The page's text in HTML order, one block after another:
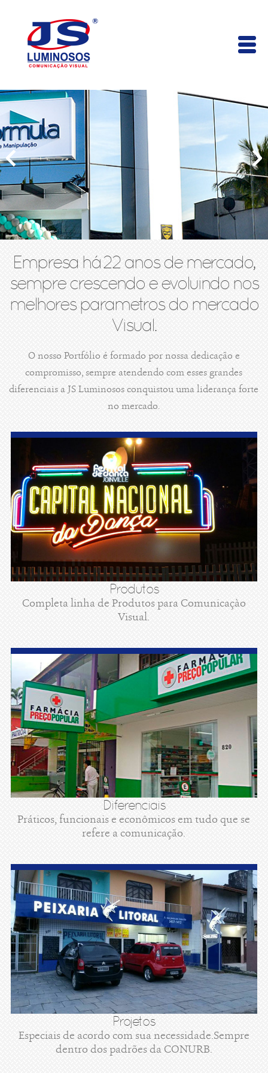
Empresa há 22 anos de mercado,
sempre crescendo e evoluindo nos
melhores parametros do mercado
Visual.
O nosso Portfólio é formado por nossa dedicação e
compromisso, sempre atendendo com esses grandes
diferenciais a JS Luminosos conquistou uma liderança forte
no mercado.
Produtos
Completa linha de Produtos para Comunicaçào
Visual.
Diferenciais
Práticos, funcionais e econômicos em tudo que se
refere a comunicação.
Projetos
Especiais de acordo com sua necessidade.Sempre
dentro dos padrões da CONURB.